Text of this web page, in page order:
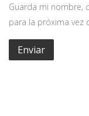
Guarda mi nombre,
para la próxima vez